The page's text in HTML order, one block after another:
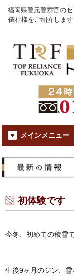
福岡県警元警察官の
儀社様をご紹介しま
メインメニュー
初体験です
今冬、初めての積雪で
生後9ヶ月のジン、雪